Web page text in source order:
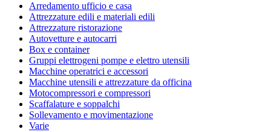
Arredamento ufficio e casa
Attrezzature edili e materiali edili
Attrezzature ristorazione
Autovetture e autocarri
Box e container
Gruppi elettrogeni pompe e elettro utensili
Macchine operatrici e accessori
Macchine utensili e attrezzature da officina
Motocompressori e compressori
Scaffalature e soppalchi
Sollevamento e movimentazione
Varie